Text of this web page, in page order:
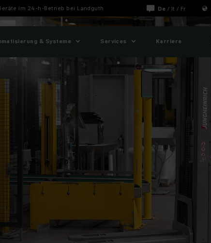
im 24-h-Betrieb bei Landguth De / It / Fr
& Systeme Services Karriere